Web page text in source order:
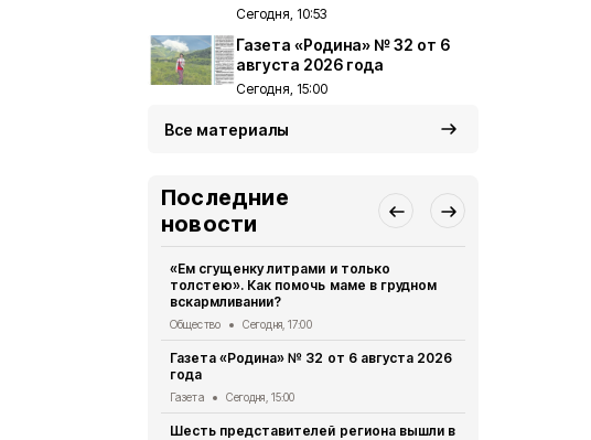
Сегодня, 10:53
Газета «Родина» № 32 от 6
августа 2026 года
Сегодня, 15:00
Все материалы
Последние
новости
«Ем сгущенку литрами и только
толстею». Как помочь маме в грудном
вскармливании?
Общество Сегодня, 17:00
Газета «Родина» № 32 от 6 августа 2026
года
Газета Сегодня, 15:00
Шесть представителей региона вышли в